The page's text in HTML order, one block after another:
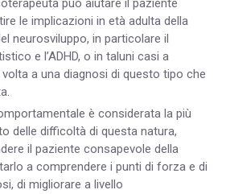
può aiutare il paziente
le implicazioni in età adulta della
neurosviluppo, in particolare il
e l’ADHD, o in taluni casi a
a una diagnosi di questo tipo che
è considerata la più
delle difficoltà di questa natura,
il paziente consapevole della
a comprendere i punti di forza e di
di migliorare a livello